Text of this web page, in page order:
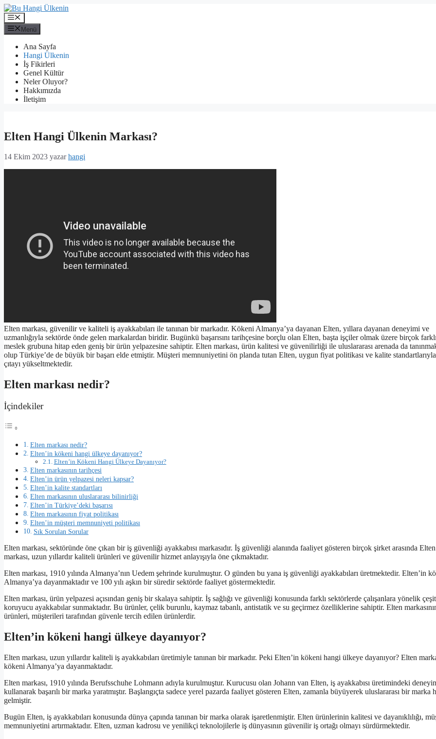
İçeriğe
atla
Menü
Menü
Ana Sayfa
Hangi Ülkenin
İş Fikirleri
Genel Kültür
Neler Oluyor?
Hakkımızda
İletişim
Elten Hangi Ülkenin Markası?
14 Ekim 2023 yazarhangi
Elten markası, güvenilir ve kaliteli iş ayakkabıları ile tanınan bir markadır. Kökeni Almanya’ya dayanan Elten, yıllara dayanan deneyimi ve
uzmanlığıyla sektörde önde gelen markalardan biridir. Bugünkü başarısını tarihçesine borçlu olan Elten, başta işçiler olmak üzere birçok
meslek grubuna hitap eden geniş bir ürün yelpazesine sahiptir. Elten markası, ürün kalitesi ve güvenilirliği ile uluslararası arenada da
olup Türkiye’de de büyük bir başarı elde etmiştir. Müşteri memnuniyetini ön planda tutan Elten, uygun fiyat politikası ve kalite
çıtayı yükseltmektedir.
Elten markası nedir?
İçindekiler
Elten markası nedir?
Elten’in kökeni hangi ülkeye dayanıyor?
Elten’in Kökeni Hangi Ülkeye Dayanıyor?
Elten markasının tarihçesi
Elten’in ürün yelpazesi neleri kapsar?
Elten’in kalite standartları
Elten markasının uluslararası bilinirliği
Elten’in Türkiye’deki başarısı
Elten markasının fiyat politikası
Elten’in müşteri memnuniyeti politikası
Sık Sorulan Sorular
Elten markası, sektöründe öne çıkan bir iş güvenliği ayakkabısı markasıdır. İş güvenliği alanında faaliyet gösteren birçok şirket arasında Elten
markası, uzun yıllardır kaliteli ürünleri ve güvenilir hizmet anlayışıyla öne çıkmaktadır.
Elten markası, 1910 yılında Almanya’nın Uedem şehrinde kurulmuştur. O günden bu yana iş güvenliği ayakkabıları üretmektedir. Elten’in
Almanya’ya dayanmaktadır ve 100 yılı aşkın bir süredir sektörde faaliyet göstermektedir.
Elten markası, ürün yelpazesi açısından geniş bir skalaya sahiptir. İş sağlığı ve güvenliği konusunda farklı sektörlerde çalışanlara yönelik
koruyucu ayakkabılar sunmaktadır. Bu ürünler, çelik burunlu, kaymaz tabanlı, antistatik ve su geçirmez özelliklerine sahiptir. Elten
ürünleri, müşterileri tarafından güvenle tercih edilen ürünlerdir.
Elten’in kökeni hangi ülkeye dayanıyor?
Elten markası, uzun yıllardır kaliteli iş ayakkabıları üretimiyle tanınan bir markadır. Peki Elten’in kökeni hangi ülkeye dayanıyor? Elten
kökeni Almanya’ya dayanmaktadır.
Elten markası, 1910 yılında Berufsschuhe Lohmann adıyla kurulmuştur. Kurucusu olan Johann van Elten, iş ayakkabısı üretimindeki
kullanarak başarılı bir marka yaratmıştır. Başlangıçta sadece yerel pazarda faaliyet gösteren Elten, zamanla büyüyerek uluslararası bir marka
gelmiştir.
Bugün Elten, iş ayakkabıları konusunda dünya çapında tanınan bir marka olarak işaretlenmiştir. Elten ürünlerinin kalitesi ve dayanıklılığı,
memnuniyetini artırmaktadır. Elten, uzman kadrosu ve yenilikçi teknolojilerle iş dünyasının güvenilir iş ortağı olmayı sürdürmektedir.